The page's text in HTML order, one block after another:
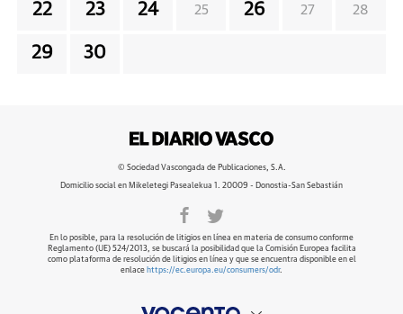
22 23 24 25 26 27 28
29 30
© Sociedad Vascongada de Publicaciones, S.A.
Domicilio social en Mikeletegi Pasealekua 1. 20009 - Donostia-San Sebastián
En lo posible, para la resolución de litigios en línea en materia de consumo conforme
Reglamento (UE) 524/2013, se buscará la posibilidad que la Comisión Europea facilita
como plataforma de resolución de litigios en línea y que se encuentra disponible en el
enlace https://ec.europa.eu/consumers/odr.